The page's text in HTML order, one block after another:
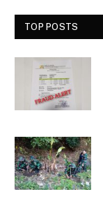
TOP POSTS